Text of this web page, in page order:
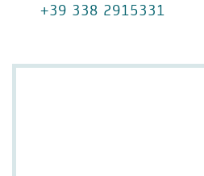
+39 338 2915331